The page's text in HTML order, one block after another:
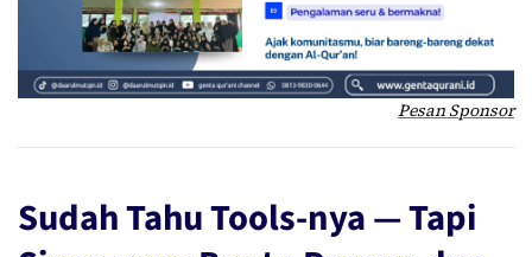
Pesan Sponsor
Sudah Tahu Tools-nya — Tapi